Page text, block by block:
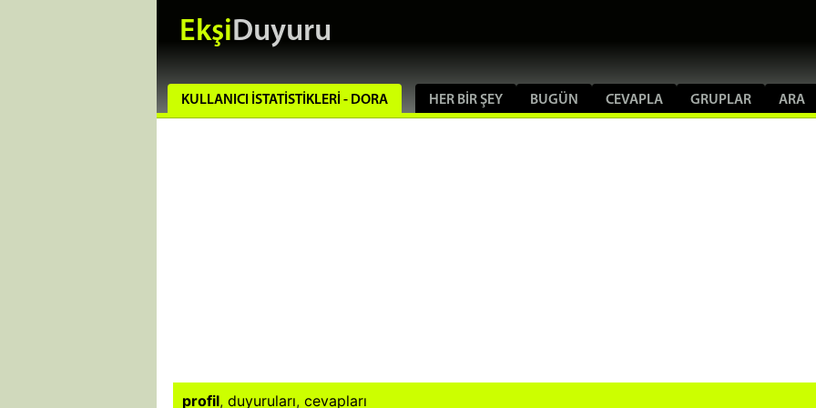
EkşiDuyuru
KULLANICI İSTATISTIKLERI - DORA HER BIR ŞEY BUGÜN CEVAPLA GRUPLAR ARA
profil, duyuruları, cevapları